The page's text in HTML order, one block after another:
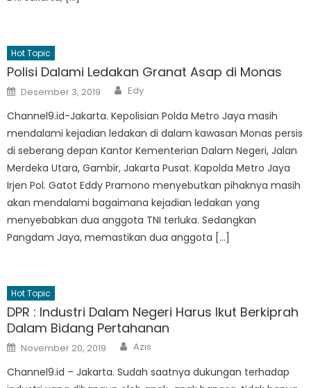
Hot Topic
Polisi Dalami Ledakan Granat Asap di Monas
Posted
on
Desember 3, 2019 Author
Edy
Channel9.id-Jakarta. Kepolisian Polda Metro Jaya masih
mendalami kejadian ledakan di dalam kawasan Monas persis
di seberang depan Kantor Kementerian Dalam Negeri, Jalan
Merdeka Utara, Gambir, Jakarta Pusat. Kapolda Metro Jaya
Irjen Pol. Gatot Eddy Pramono menyebutkan pihaknya masih
akan mendalami bagaimana kejadian ledakan yang
menyebabkan dua anggota TNI terluka. Sedangkan
Pangdam Jaya, memastikan dua anggota […]
Hot Topic
DPR : Industri Dalam Negeri Harus Ikut Berkiprah
Dalam Bidang Pertahanan
Posted
on
November 20, 2019 Author
Azis
Channel9.id – Jakarta. Sudah saatnya dukungan terhadap